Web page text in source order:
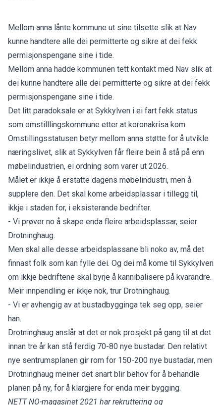
Mellom anna lånte kommune ut sine tilsette slik at Nav
kunne handtere alle dei permitterte og sikre at dei fekk
permisjonspengane sine i tide.
Mellom anna hadde kommunen tett kontakt med Nav slik at
dei kunne handtere alle dei permitterte og sikre at dei fekk
permisjonspengane sine i tide.
Det litt paradoksale er at Sykkylven i ei fart fekk status
som omstilllingskommune etter at koronakrisa kom.
Omstillingsstatusen betyr mellom anna støtte for å utvikle
næringslivet, slik at Sykkylven får fleire bein å stå på enn
møbelindustrien, ei ordning som varer ut 2026.
Målet er ikkje å erstatte dagens møbelindustri, men å
supplere den. Det skal kome arbeidsplassar i tillegg til,
ikkje i staden for, i eksisterande bedrifter.
- Vi prøver no å skape enda fleire arbeidsplassar, seier
Drotninghaug.
Men skal alle desse arbeidsplassane bli noko av, må det
finnast folk som kan fylle dei. Og dei må kome til Sykkylven
om ikkje bedriftene skal byrje å kannibalisere på kvarandre.
Meir innpendling er ikkje nok, trur Drotninghaug.
- Vi er avhengig av at bustadbygginga tek seg opp, seier
han.
Drotninghaug anslår at det er nok prosjekt på gang til at det
innan tre år kan stå ferdig 70-80 nye bustadar. Den relativt
nye sentrumsplanen gir rom for 150-200 nye bustadar, men
Drotninghaug meiner det snart blir behov for å behandle
planen på ny, for å klargjere for enda meir bygging.
NETT NO-magasinet 2021 har rekruttering og